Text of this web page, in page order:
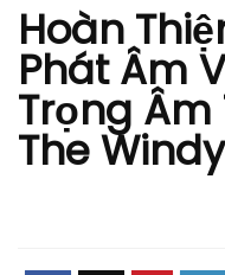
Hoàn
Phát Âm
Trọng
The Windy